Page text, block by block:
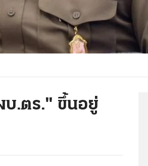
บ.ตร." ขึ้นอยู่